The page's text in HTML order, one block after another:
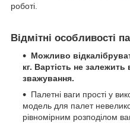
роботі.
Відмітні особливості
Можливо
кг. Вартість не залежить
зважування.
Палетні ваги прості у
модель для палет
рівномірним розподілом